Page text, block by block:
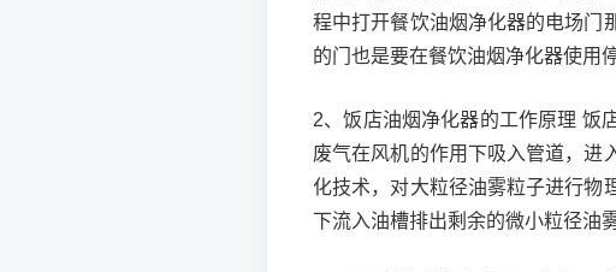
程中打开餐饮油烟净化器的电场门
的门也是要在餐饮油烟净化器使用
2、饭店油烟净化器的工作原理 饭
废气在风机的作用下吸入管道，进
化技术，对大粒径油雾粒子进行物
下流入油槽排出剩余的微小粒径油